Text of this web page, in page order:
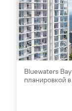
Bluewaters
планировкой